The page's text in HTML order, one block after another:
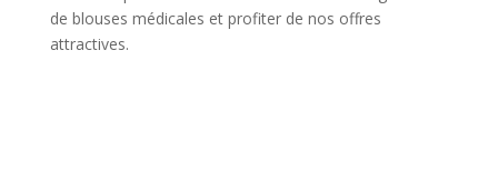
de blouses médicales et profiter de nos offres
attractives.